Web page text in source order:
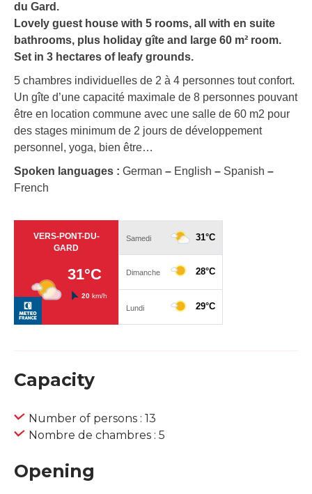
du Gard.
Lovely guest house with 5 rooms, all with en suite
bathrooms, plus holiday gîte and large 60 m² room.
Set in 3 hectares of leafy grounds.
5 chambres individuelles de 2 à 4 personnes tout confort.
Un gîte d’une capacité maximale de 8 personnes pouvant
être en location commune avec une salle de 60 m2 pour
des stages minimum de 2 jours de développement
personnel, yoga, bien être…
Spoken languages : German – English – Spanish –
French
Capacity
Number of persons : 13
Nombre de chambres : 5
Opening